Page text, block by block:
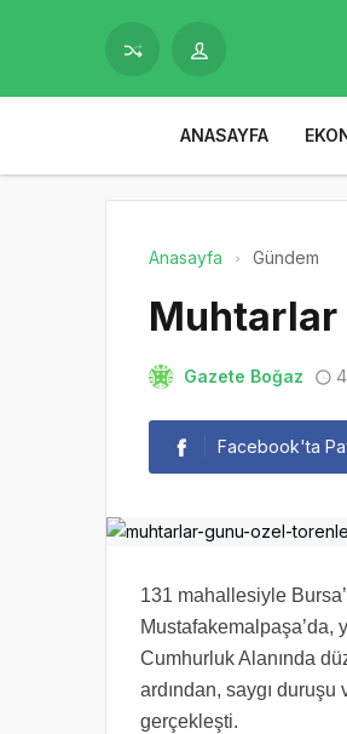
ANASAYFA
Anasayfa Gündem
Muhtarlar
Gazete Boğaz
Facebook'ta
131 mahallesiyle
Mustafakemalpaşa’da,
Cumhurluk Alanında
ardından, saygı
gerçekleşti.